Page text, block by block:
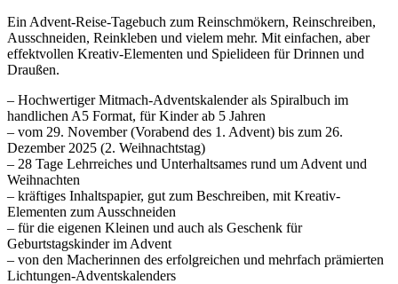
Ein Advent-Reise-Tagebuch zum Reinschmökern, Reinschreiben,
Ausschneiden, Reinkleben und vielem mehr. Mit einfachen, aber
effektvollen Kreativ-Elementen und Spielideen für Drinnen und
Draußen.
– Hochwertiger Mitmach-Adventskalender als Spiralbuch im
handlichen A5 Format, für Kinder ab 5 Jahren
– vom 29. November (Vorabend des 1. Advent) bis zum 26.
Dezember 2025 (2. Weihnachtstag)
– 28 Tage Lehrreiches und Unterhaltsames rund um Advent und
Weihnachten
– kräftiges Inhaltspapier, gut zum Beschreiben, mit Kreativ-
Elementen zum Ausschneiden
– für die eigenen Kleinen und auch als Geschenk für
Geburtstagskinder im Advent
– von den Macherinnen des erfolgreichen und mehrfach prämierten
Lichtungen-Adventskalenders